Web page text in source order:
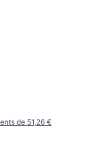
de 51,26 €